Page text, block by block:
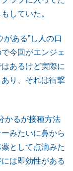
していた。
ある”し人の口
今回がエンジェ
あるけど実際に
り、それは衝撃
かるが接種方法
みたいに鼻から
として点滴みた
は即効性がある